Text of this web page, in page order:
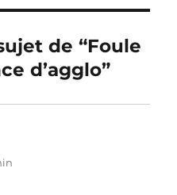
de “Foule
d’agglo”